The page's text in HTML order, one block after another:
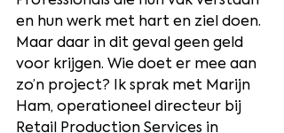
en hun werk met hart en ziel doen.
Maar daar in dit geval geen geld
voor krijgen. Wie doet er mee aan
zo’n project? Ik sprak met Marijn
Ham, operationeel directeur bij
Retail Production Services in